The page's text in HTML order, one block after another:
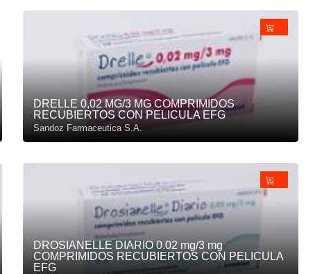
DRELLE 0,02 MG/3 MG COMPRIMIDOS
RECUBIERTOS CON PELICULA EFG
Sandoz Farmaceutica S.A.
DROSIANELLE DIARIO 0.02 mg/3 mg
COMPRIMIDOS RECUBIERTOS CON PELICULA
EFG